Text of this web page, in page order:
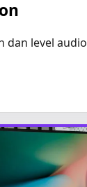
dan level audio